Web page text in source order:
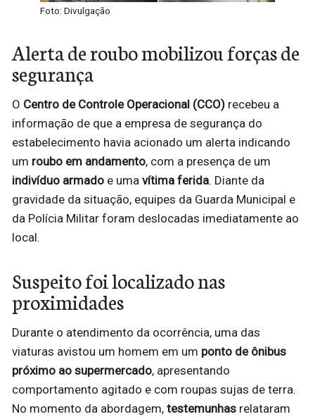
Foto: Divulgação
Alerta de roubo mobilizou forças de
segurança
O Centro de Controle Operacional (CCO) recebeu a
informação de que a empresa de segurança do
estabelecimento havia acionado um alerta indicando
um roubo em andamento, com a presença de um
indivíduo armado e uma vítima ferida. Diante da
gravidade da situação, equipes da Guarda Municipal e
da Polícia Militar foram deslocadas imediatamente ao
local.
Suspeito foi localizado nas
proximidades
Durante o atendimento da ocorrência, uma das
viaturas avistou um homem em um ponto de ônibus
próximo ao supermercado, apresentando
comportamento agitado e com roupas sujas de terra.
No momento da abordagem, testemunhas relataram